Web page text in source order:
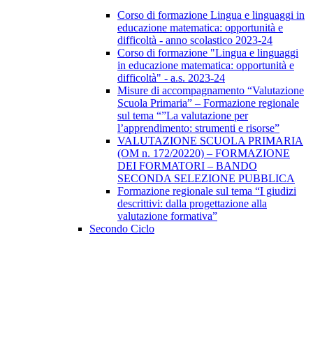
Corso di formazione Lingua e linguaggi in
educazione matematica: opportunità e
difficoltà - anno scolastico 2023-24
Corso di formazione "Lingua e linguaggi
in educazione matematica: opportunità e
difficoltà" - a.s. 2023-24
Misure di accompagnamento “Valutazione
Scuola Primaria” – Formazione regionale
sul tema “”La valutazione per
l’apprendimento: strumenti e risorse”
VALUTAZIONE SCUOLA PRIMARIA
(OM n. 172/20220) – FORMAZIONE
DEI FORMATORI – BANDO
SECONDA SELEZIONE PUBBLICA
Formazione regionale sul tema “I giudizi
descrittivi: dalla progettazione alla
valutazione formativa”
Secondo Ciclo